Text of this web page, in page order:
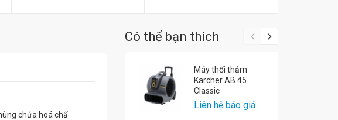
chứa hoá chấ
Có thể bạn thích
Máy thổi thảm
Karcher AB 45
Classic
Liên hệ báo giá